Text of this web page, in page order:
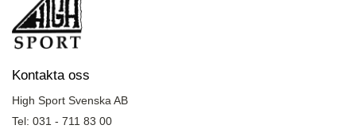
Kontakta oss
High Sport Svenska AB
Tel: 031 - 711 83 00